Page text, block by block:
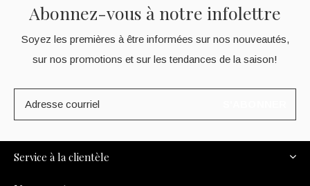
Abonnez-vous à notre infolettre
Soyez les premières à être informées sur nos nouveautés,
sur nos promotions et sur les tendances de la saison!
Service à la clientèle